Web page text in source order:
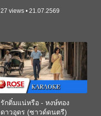
27 views • 21.07.2569
รักติ๋มแน่หรือ - หงษ์ทอง
ดาวอุดร (ซาวด์ดนตรี)